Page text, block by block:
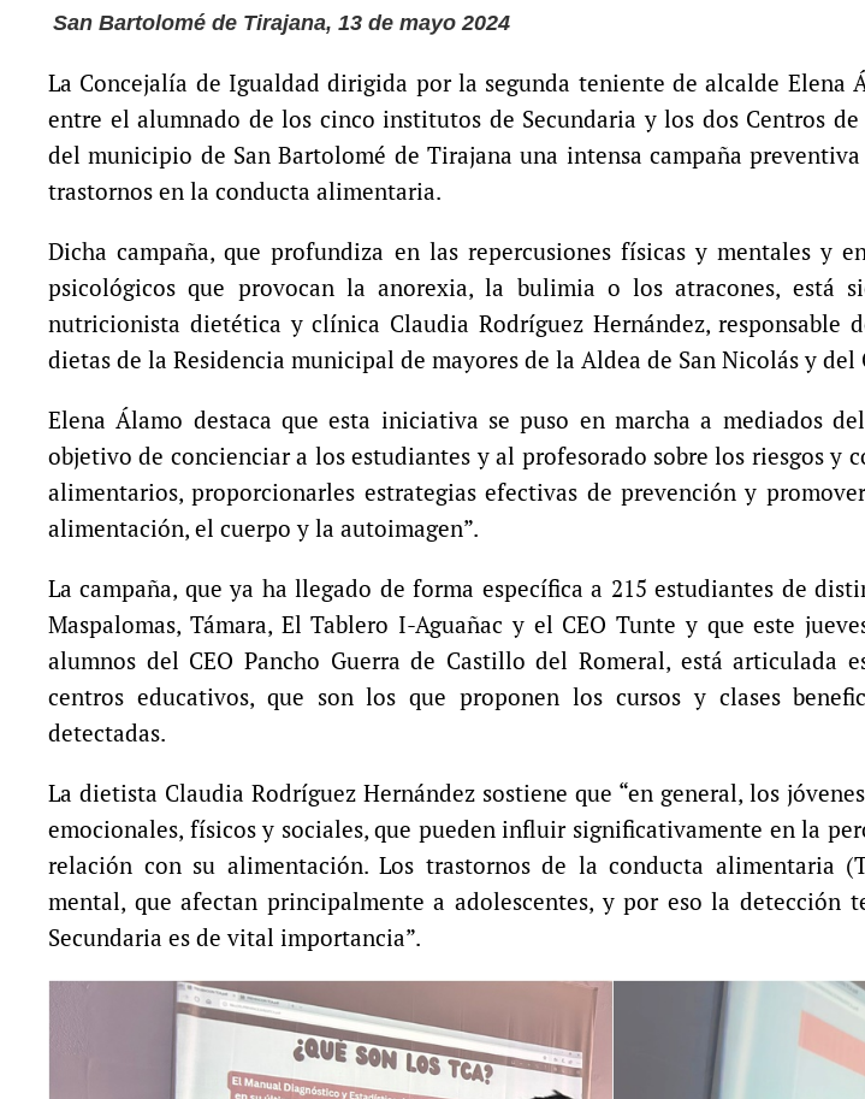
San Bartolomé de Tirajana, 13 de mayo 2024
La Concejalía de Igualdad dirigida por la segunda teniente de alcalde Elena
entre el alumnado de los cinco institutos de Secundaria y los dos Centros de
del municipio de San Bartolomé de Tirajana una intensa campaña
trastornos en la conducta alimentaria.
Dicha campaña, que profundiza en las repercusiones físicas y mentales y
psicológicos que provocan la anorexia, la bulimia o los atracones, está
nutricionista dietética y clínica Claudia Rodríguez Hernández, responsable
dietas de la Residencia municipal de mayores de la Aldea de San Nicolás y del
Elena Álamo destaca que esta iniciativa se puso en marcha a mediados
objetivo de concienciar a los estudiantes y al profesorado sobre los riesgos y
alimentarios, proporcionarles estrategias efectivas de prevención y
alimentación, el cuerpo y la autoimagen”.
La campaña, que ya ha llegado de forma específica a 215 estudiantes de
Maspalomas, Támara, El Tablero I-Aguañac y el CEO Tunte y que este
alumnos del CEO Pancho Guerra de Castillo del Romeral, está articulada
centros educativos, que son los que proponen los cursos y clases
detectadas.
La dietista Claudia Rodríguez Hernández sostiene que “en general, los
emocionales, físicos y sociales, que pueden influir significativamente en la
relación con su alimentación. Los trastornos de la conducta alimentaria
mental, que afectan principalmente a adolescentes, y por eso la detección
Secundaria es de vital importancia”.